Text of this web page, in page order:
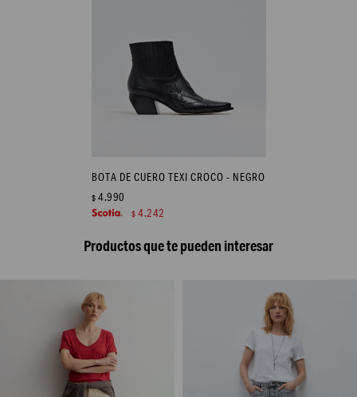
BOTA DE CUERO TEXI CROCO - NEGRO
$ 4.990
$ 4.242
Productos que te pueden interesar